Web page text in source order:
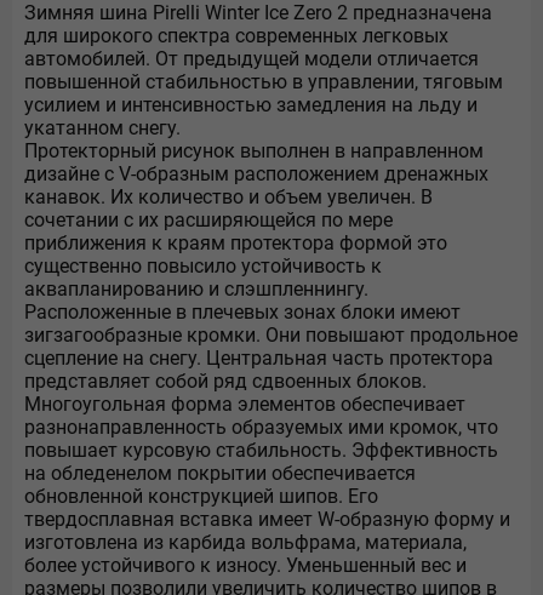
Зимняя шина Pirelli Winter Ice Zero 2 предназначена
для широкого спектра современных легковых
автомобилей. От предыдущей модели отличается
повышенной стабильностью в управлении, тяговым
усилием и интенсивностью замедления на льду и
укатанном снегу.
Протекторный рисунок выполнен в направленном
дизайне с V-образным расположением дренажных
канавок. Их количество и объем увеличен. В
сочетании с их расширяющейся по мере
приближения к краям протектора формой это
существенно повысило устойчивость к
аквапланированию и слэшпленнингу.
Расположенные в плечевых зонах блоки имеют
зигзагообразные кромки. Они повышают продольное
сцепление на снегу. Центральная часть протектора
представляет собой ряд сдвоенных блоков.
Многоугольная форма элементов обеспечивает
разнонаправленность образуемых ими кромок, что
повышает курсовую стабильность. Эффективность
на обледенелом покрытии обеспечивается
обновленной конструкцией шипов. Его
твердосплавная вставка имеет W-образную форму и
изготовлена из карбида вольфрама, материала,
более устойчивого к износу. Уменьшенный вес и
размеры позволили увеличить количество шипов в